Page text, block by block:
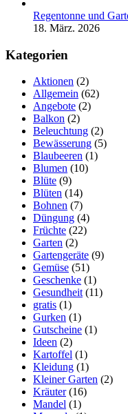
Regentonne und
18. März. 2026
Kategorien
Aktionen (2)
Allgemein (62)
Angebote (2)
Balkon (2)
Beleuchtung (2)
Bewässerung (5)
Blaubeeren (1)
Blumen (10)
Blüte (9)
Blüten (14)
Bohnen (7)
Düngung (4)
Früchte (22)
Garten (2)
Gartengeräte (9)
Gemüse (51)
Geschenke (1)
Gesundheit (11)
gratis (1)
Gurken (1)
Gutscheine (1)
Ideen (2)
Kartoffel (1)
Kleidung (1)
Kleiner Garten (2)
Kräuter(16)
Mandel (1)